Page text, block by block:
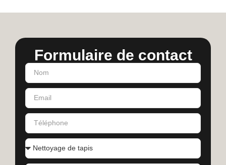
Formulaire de contact